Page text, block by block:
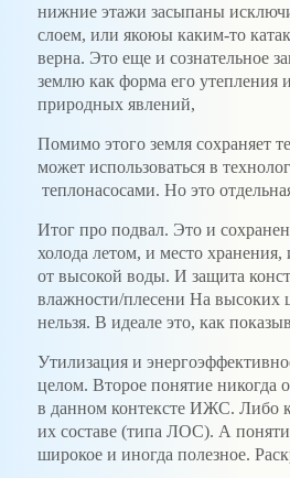
нижние этажи засыпаны
слоем, или якоюы каким-то
верна. Это еще и сознательное
землю как форма его утепления
природных явлений,
Помимо этого земля сохраняет
может использоваться в
теплонасосами. Но это
Итог про подвал. Это и
холода летом, и место
от высокой воды. И защита
влажности/плесени На высоких
нельзя. В идеале это, как
Утилизация и
целом. Второе понятие никогда
в данном контексте ИЖС. Либо
их составе (типа ЛОС). А
широкое и иногда полезное.